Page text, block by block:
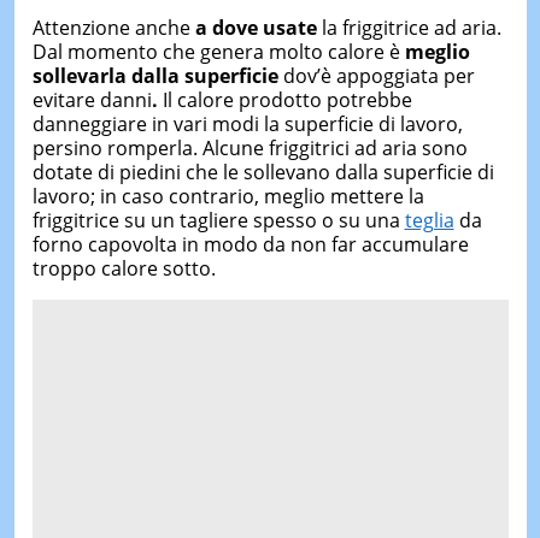
Attenzione anchea dove usatela friggitrice ad aria.
Dal momento che genera molto calore è meglio
sollevarla dalla superficie dov’è appoggiata per
evitare danni. Il calore prodotto potrebbe
danneggiare in vari modi la superficie di lavoro,
persino romperla. Alcune friggitrici ad aria sono
dotate di piedini che le sollevano dalla superficie di
lavoro; in caso contrario, meglio mettere la
friggitrice su un tagliere spesso o su una teglia da
forno capovolta in modo da non far accumulare
troppo calore sotto.